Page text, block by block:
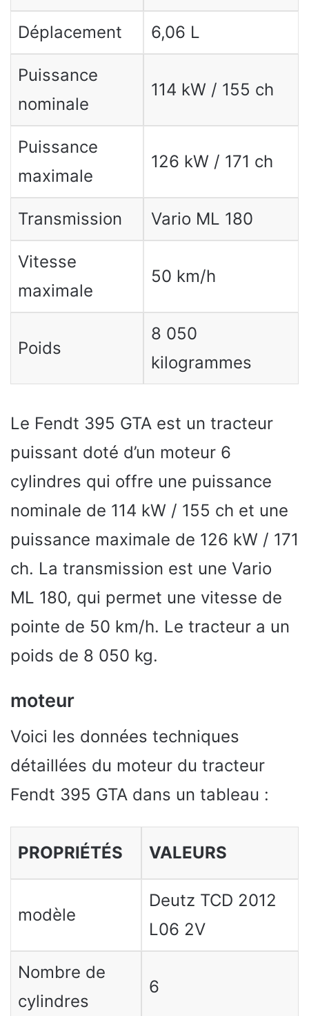
Déplacement 6,06 L
Puissance
nominale
114 kW / 155 ch
Puissance
maximale
126 kW / 171 ch
Transmission Vario ML 180
Vitesse
maximale
50 km/h
Poids
8 050
kilogrammes
Le Fendt 395 GTA est un tracteur
puissant doté d’un moteur 6
cylindres qui offre une puissance
nominale de 114 kW / 155 ch et une
puissance maximale de 126 kW / 171
ch. La transmission est une Vario
ML 180, qui permet une vitesse de
pointe de 50 km/h. Le tracteur a un
poids de 8 050 kg.
moteur
Voici les données techniques
détaillées du moteur du tracteur
Fendt 395 GTA dans un tableau :
PROPRIÉTÉS VALEURS
modèle
Deutz TCD 2012
L06 2V
Nombre de
cylindres
6